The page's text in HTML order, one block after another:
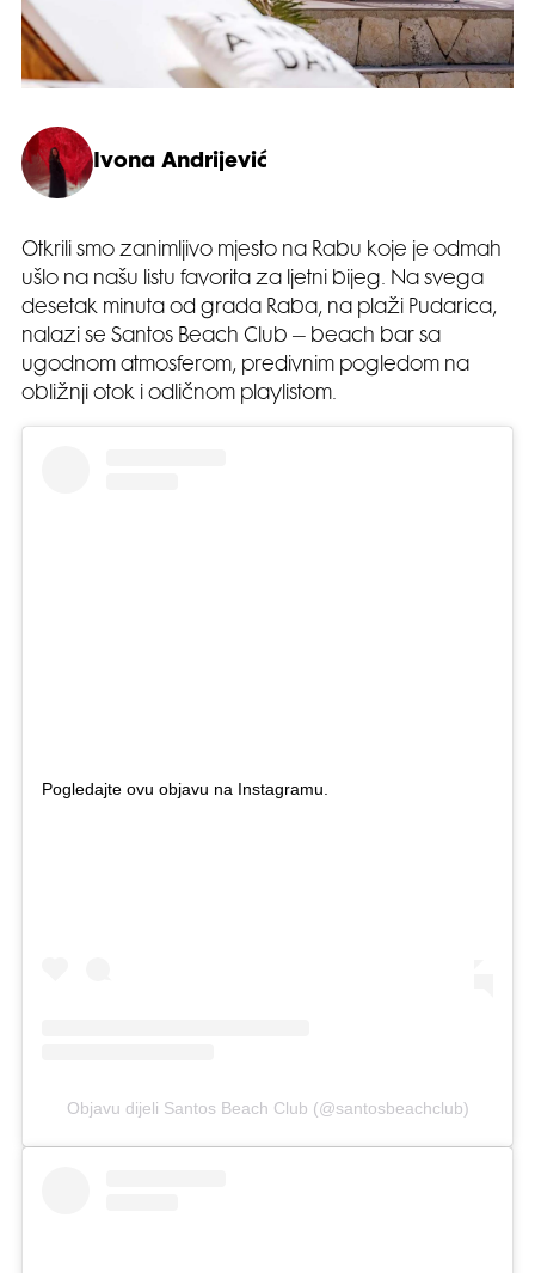
Ivona Andrijević
Otkrili smo zanimljivo mjesto na Rabu koje je odmah
ušlo na našu listu favorita za ljetni bijeg. Na svega
desetak minuta od grada Raba, na plaži Pudarica,
nalazi se Santos Beach Club – beach bar sa
ugodnom atmosferom, predivnim pogledom na
obližnji otok i odličnom playlistom.
Pogledajte ovu objavu na Instagramu.
Objavu dijeli Santos Beach Club (@santosbeachclub)